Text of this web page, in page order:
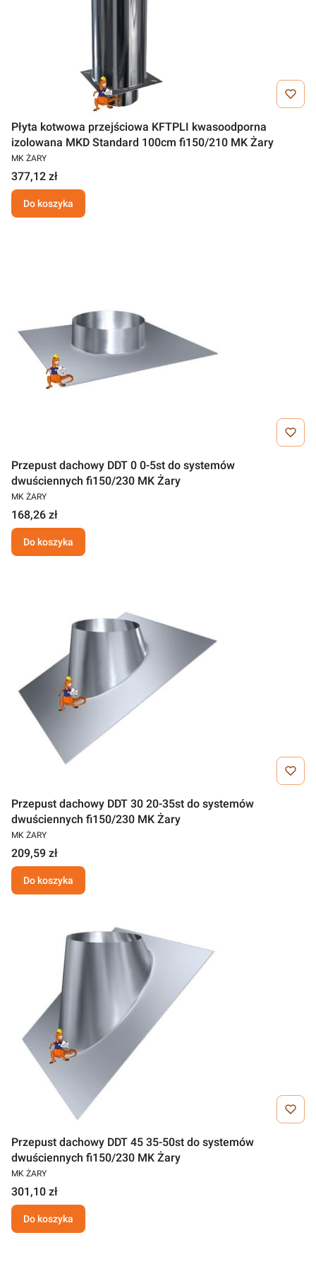
Płyta kotwowa przejściowa KFTPLI kwasoodporna
izolowana MKD Standard 100cm fi150/210 MK Żary
MK ŻARY
377,12 zł
Do koszyka
Przepust dachowy DDT 0 0-5st do systemów
dwuściennych fi150/230 MK Żary
MK ŻARY
168,26 zł
Do koszyka
Przepust dachowy DDT 30 20-35st do systemów
dwuściennych fi150/230 MK Żary
MK ŻARY
209,59 zł
Do koszyka
Przepust dachowy DDT 45 35-50st do systemów
dwuściennych fi150/230 MK Żary
MK ŻARY
301,10 zł
Do koszyka